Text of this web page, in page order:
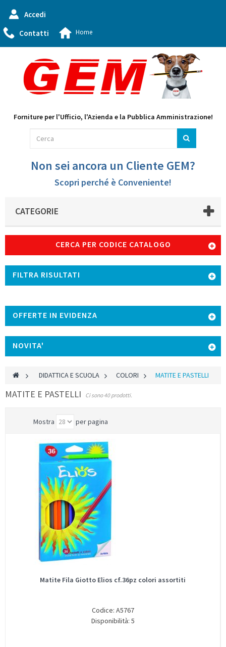
Accedi
Contatti
Home
Forniture per l'Ufficio, l'Azienda e la Pubblica Amministrazione!
Non sei ancora un Cliente GEM?
Scopri perché è Conveniente!
CATEGORIE
CERCA PER CODICE CATALOGO
FILTRA RISULTATI
OFFERTE IN EVIDENZA
NOVITA'
> DIDATTICA E SCUOLA > COLORI > MATITE E PASTELLI
MATITE E PASTELLI Ci sono 40 prodotti.
Mostra per pagina
Matite Fila Giotto Elios cf.36pz colori assortiti
Codice: A5767
Disponibilità: 5